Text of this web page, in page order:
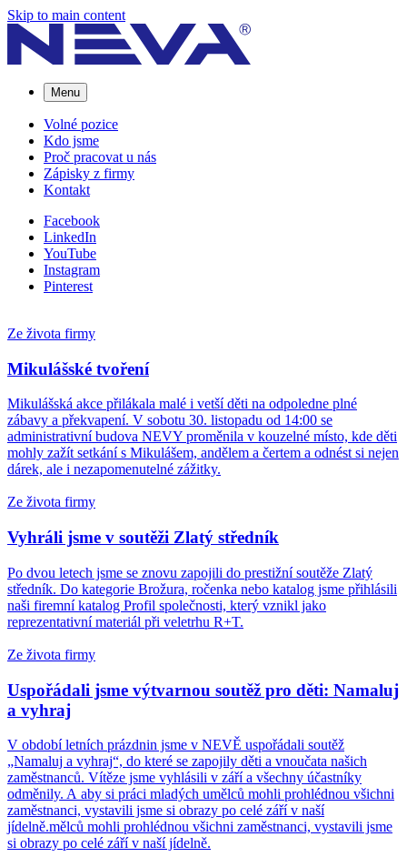
Skip to main content
Menu
Volné pozice
Kdo jsme
Proč pracovat u nás
Zápisky z firmy
Kontakt
Facebook
LinkedIn
YouTube
Instagram
Pinterest
Ze života firmy
Mikulášské tvoření
Mikulášská akce přilákala malé i vetší děti na odpoledne plné
zábavy a překvapení. V sobotu 30. listopadu od 14:00 se
administrativní budova NEVY proměnila v kouzelné místo, kde děti
mohly zažít setkání s Mikulášem, andělem a čertem a odnést si nejen
dárek, ale i nezapomenutelné zážitky.
Ze života firmy
Vyhráli jsme v soutěži Zlatý středník
Po dvou letech jsme se znovu zapojili do prestižní soutěže Zlatý
středník. Do kategorie Brožura, ročenka nebo katalog jsme přihlásili
naši firemní katalog Profil společnosti, který vznikl jako
reprezentativní materiál při veletrhu R+T.
Ze života firmy
Uspořádali jsme výtvarnou soutěž pro děti: Namaluj
a vyhraj
V období letních prázdnin jsme v NEVĚ uspořádali soutěž
„Namaluj a vyhraj“, do které se zapojily děti a vnoučata našich
zaměstnanců. Vítěze jsme vyhlásili v září a všechny účastníky
odměnily. A aby si práci mladých umělců mohli prohlédnou všichni
zaměstnanci, vystavili jsme si obrazy po celé září v naší
jídelně.mělců mohli prohlédnou všichni zaměstnanci, vystavili jsme
si obrazy po celé září v naší jídelně.